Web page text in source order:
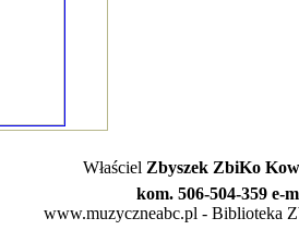
Właściel Zbyszek ZbiKo
kom. 506-504-359 e-
www.muzyczneabc.pl - Biblioteka